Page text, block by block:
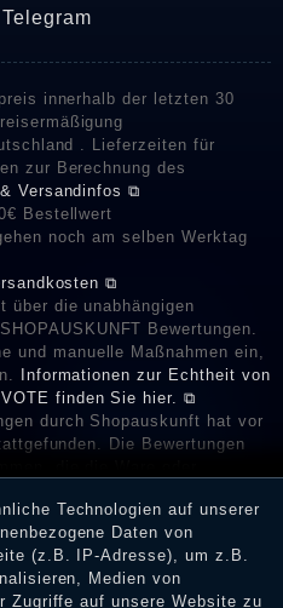
innerhalb der letzten 30
. Lieferzeiten für
zur Berechnung des
Versandinfos ⧉
Bestellwert
noch am selben Werktag
⧉
über die unabhängigen
Bewertungen.
und manuelle Maßnahmen ein,
Informationen zur Echtheit von
finden Sie hier. ⧉
durch Shopauskunft hat vor
Die Bewertungen
Mail können Händler die
die erfolgte Verifizierung im
Technologien auf unserer
Daten von
(z.B. IP-Adresse), um z.B.
Medien von
Zugriffe auf unsere Website zu